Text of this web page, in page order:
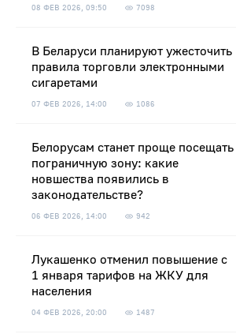
08 ФЕВ 2026, 09:50 7098
В Беларуси планируют ужесточить
правила торговли электронными
сигаретами
07 ФЕВ 2026, 14:00 1086
Белорусам станет проще посещать
пограничную зону: какие
новшества появились в
законодательстве?
06 ФЕВ 2026, 14:00 942
Лукашенко отменил повышение с
1 января тарифов на ЖКУ для
населения
04 ФЕВ 2026, 20:00 1487